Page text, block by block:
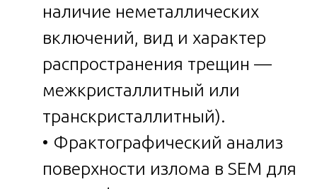
наличие неметаллических
включений, вид и характер
распространения трещин —
межкристаллитный или
транскристаллитный).
• Фрактографический анализ
поверхности излома в SEM для